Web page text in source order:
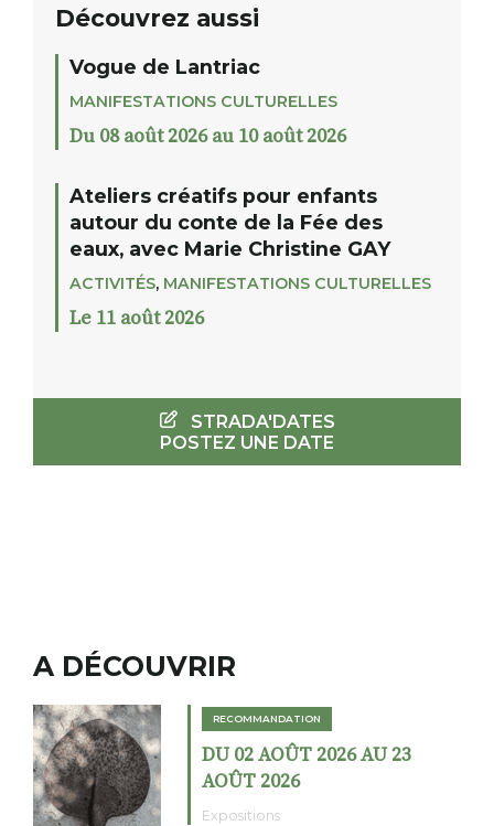
Découvrez aussi
Vogue de Lantriac
MANIFESTATIONS CULTURELLES
Du 08 août 2026 au 10 août 2026
Ateliers créatifs pour enfants
autour du conte de la Fée des
eaux, avec Marie Christine GAY
ACTIVITÉS, MANIFESTATIONS CULTURELLES
Le 11 août 2026
STRADA'DATES
POSTEZ UNE DATE
A DÉCOUVRIR
RECOMMANDATION
DU 02 AOÛT 2026 AU 23
AOÛT 2026
Expositions